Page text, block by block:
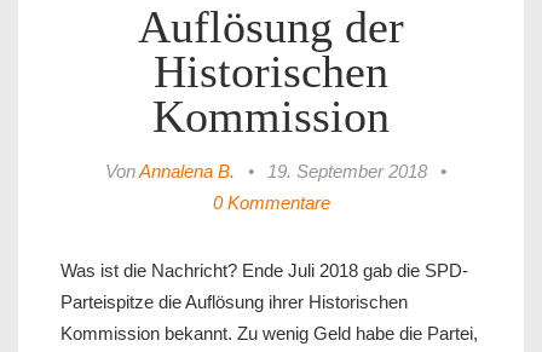
Auflösung der
Historischen
Kommission
VonAnnalena B. • 19. September 2018
•
0 Kommentare
Was ist die Nachricht? Ende Juli 2018 gab die SPD-
Parteispitze die Auflösung ihrer Historischen
Kommission bekannt. Zu wenig Geld habe die Partei,